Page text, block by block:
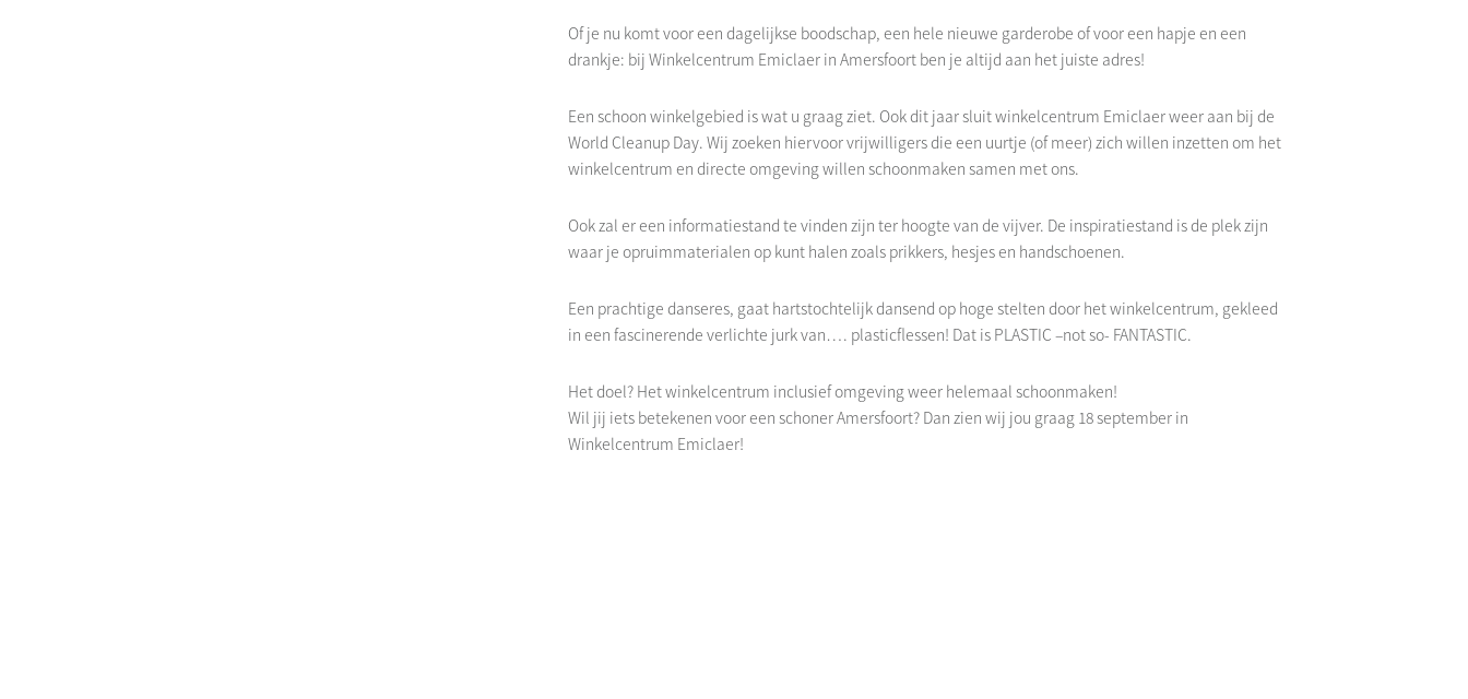
Of je nu komt voor een dagelijkse boodschap, een hele nieuwe garderobe of voor een hapje en een
drankje: bij Winkelcentrum Emiclaer in Amersfoort ben je altijd aan het juiste adres!
Een schoon winkelgebied is wat u graag ziet. Ook dit jaar sluit winkelcentrum Emiclaer weer aan bij de
World Cleanup Day. Wij zoeken hiervoor vrijwilligers die een uurtje (of meer) zich willen inzetten om het
winkelcentrum en directe omgeving willen schoonmaken samen met ons.
Ook zal er een informatiestand te vinden zijn ter hoogte van de vijver. De inspiratiestand is de plek zijn
waar je opruimmaterialen op kunt halen zoals prikkers, hesjes en handschoenen.
Een prachtige danseres, gaat hartstochtelijk dansend op hoge stelten door het winkelcentrum, gekleed
in een fascinerende verlichte jurk van…. plasticflessen! Dat is PLASTIC –not so- FANTASTIC.
Het doel? Het winkelcentrum inclusief omgeving weer helemaal schoonmaken!
Wil jij iets betekenen voor een schoner Amersfoort? Dan zien wij jou graag 18 september in
Winkelcentrum Emiclaer!